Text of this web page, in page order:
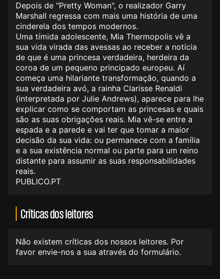
Depois de "Pretty Woman", o realizador Garry
Marshall regressa com mais uma história de uma
cinderela dos tempos modernos.
Uma tímida adolescente, Mia Thermopolis vê a
sua vida virada das avessas ao receber a notícia
de que é uma princesa verdadeira, herdeira da
coroa de um pequeno principado europeu. Aí
começa uma hilariante transformação, quando a
sua verdadeira avó, a rainha Clarisse Renaldi
(interpretada por Julie Andrews), aparece para lhe
explicar como se comportam as princesas e quais
são as suas obrigações reais. Mia vê-se entre a
espada e a parede e vai ter que tomar a maior
decisão da sua vida: ou permanece com a família
e a sua existência normal ou parte para um reino
distante para assumir as suas responsabilidades
reais.
PUBLICO.PT
Críticas dos leitores
Não existem críticas dos nossos leitores. Por
favor envie-nos a sua através do formulário.